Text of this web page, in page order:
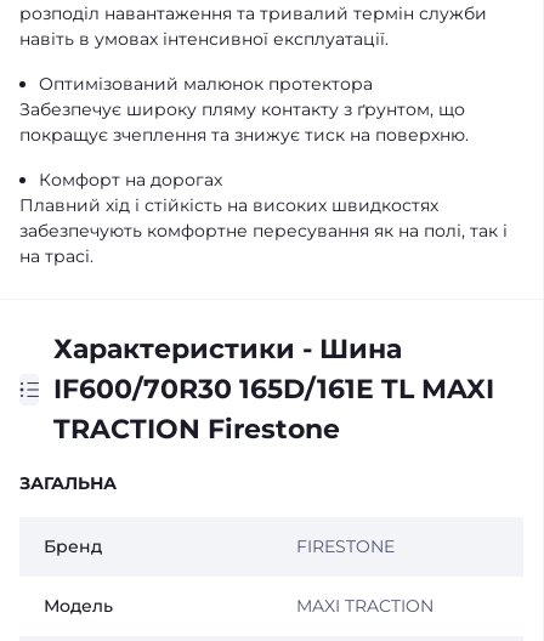
розподіл навантаження та тривалий термін служби
навіть в умовах інтенсивної експлуатації.
Оптимізований малюнок протектора
Забезпечує широку пляму контакту з ґрунтом, що
покращує зчеплення та знижує тиск на поверхню.
Комфорт на дорогах
Плавний хід і стійкість на високих швидкостях
забезпечують комфортне пересування як на полі, так і
на трасі.
Характеристики - Шина
IF600/70R30 165D/161E TL MAXI
TRACTION Firestone
ЗАГАЛЬНА
Бренд FIRESTONE
Модель MAXI TRACTION